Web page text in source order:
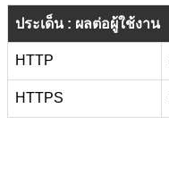
ประเด็น : ผลต่อผู้ใช้งาน
HTTP
HTTPS